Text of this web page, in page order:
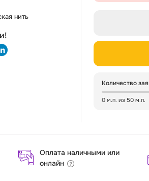
нить
Количество
0 м.п. из 50 м.п.
Оплата наличными или
онлайн